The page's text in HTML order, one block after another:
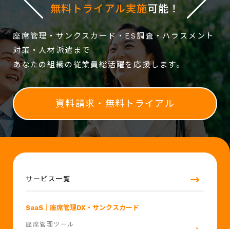
無料トライアル実施可能！
座席管理・サンクスカード・ES調査・ハラスメント
対策・人材派遣まで
あなたの組織の従業員総活躍を応援します。
資料請求・無料トライアル
サービス一覧
SaaS ｜座席管理DX・サンクスカード
座席管理ツール